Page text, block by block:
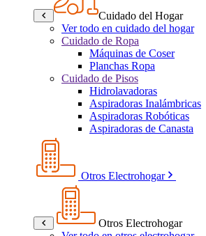
Cuidado del Hogar
Ver todo en cuidado del hogar
Cuidado de Ropa
Máquinas de Coser
Planchas Ropa
Cuidado de Pisos
Hidrolavadoras
Aspiradoras Inalámbricas
Aspiradoras Robóticas
Aspiradoras de Canasta
Otros Electrohogar
Otros Electrohogar